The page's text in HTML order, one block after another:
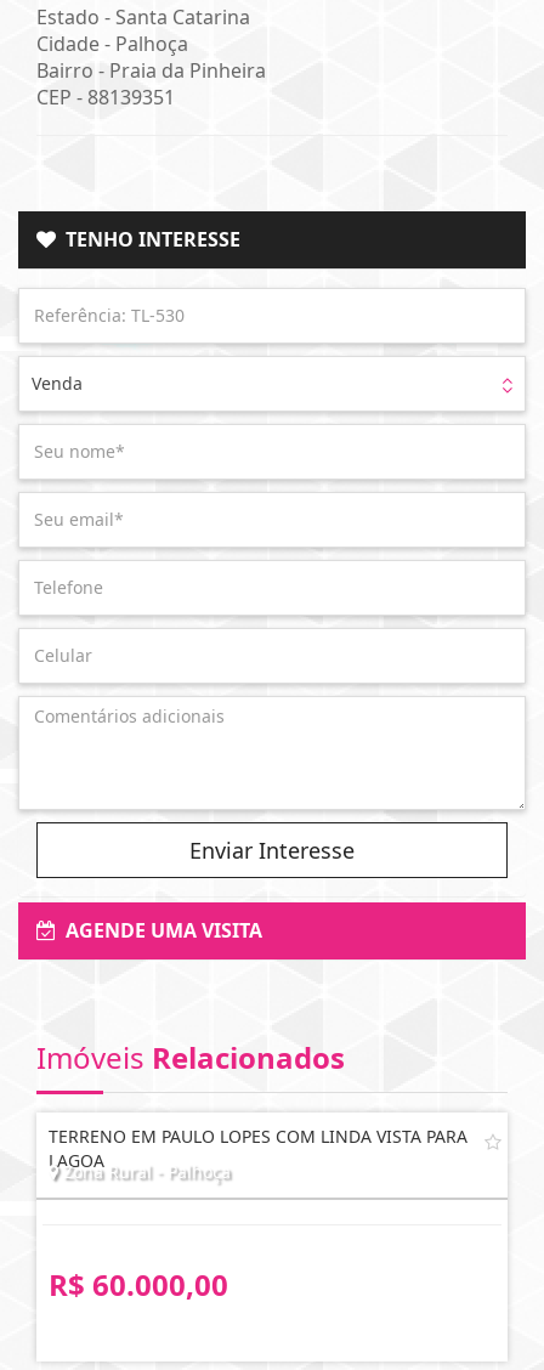
Estado -Santa Catarina
Cidade - Palhoça
Bairro - Praia da Pinheira
CEP -88139351
TENHO INTERESSE
Venda
Enviar Interesse
AGENDE UMA VISITA
Imóveis Relacionados
TERRENO EM PAULO LOPES COM LINDA VISTA PARA
LAGOA
Zona Rural - Palhoça
R$ 60.000,00